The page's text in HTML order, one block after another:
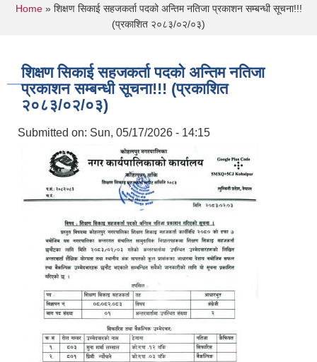
You are here
Home» शिक्षण सिकाई सहजकर्ता पदको अन्तिम नतिजा प्रकाशन सम्बन्धी सूचना!!!
(प्रकाशित २०८३/०२/०३)
शिक्षण सिकाई सहजकर्ता पदको अन्तिम नतिजा
प्रकाशन सम्बन्धी सूचना!!! (प्रकाशित
२०८३/०२/०३)
Submitted on: Sun, 05/17/2026 - 14:15